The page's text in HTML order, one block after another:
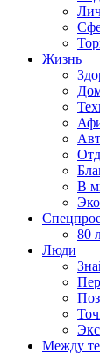
Жизнь
В
80
Люди
Между